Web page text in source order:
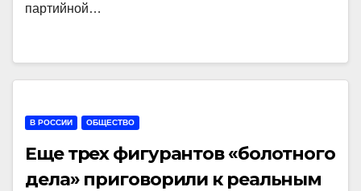
партийной…
В РОССИИ ОБЩЕСТВО
Еще трех фигурантов «болотного
дела» приговорили к реальным